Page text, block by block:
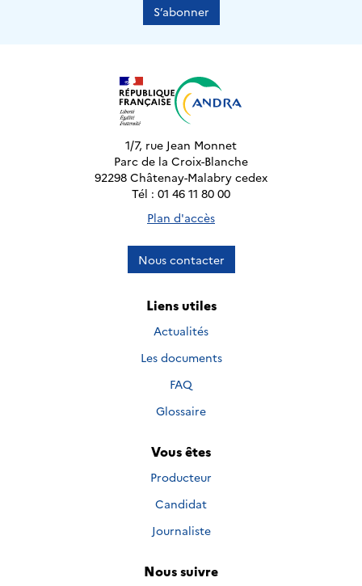
S’abonner
1/7, rue Jean Monnet
Parc de la Croix-Blanche
92298 Châtenay-Malabry cedex
Tél : 01 46 11 80 00
Plan d'accès
Nous contacter
Liens utiles
Actualités
Les documents
FAQ
Glossaire
Vous êtes
Producteur
Candidat
Journaliste
Nous suivre